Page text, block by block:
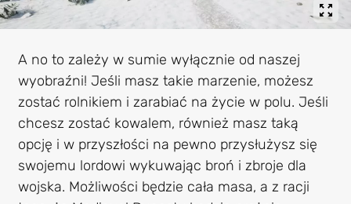
A no to zależy w sumie wyłącznie od naszej
wyobraźni! Jeśli masz takie marzenie, możesz
zostać rolnikiem i zarabiać na życie w polu. Jeśli
chcesz zostać kowalem, również masz taką
opcję i w przyszłości na pewno przysłużysz się
swojemu lordowi wykuwając broń i zbroje dla
wojska. Możliwości będzie cała masa, a z racji